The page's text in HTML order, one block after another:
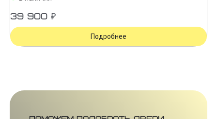
39 900 ₽
Подробнее